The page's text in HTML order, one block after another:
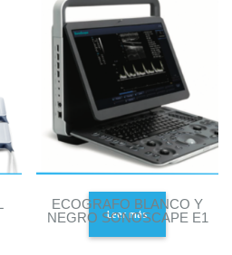
ECOGRAFO BLANCO Y
NEGRO SONOSCAPE E1
Leer más